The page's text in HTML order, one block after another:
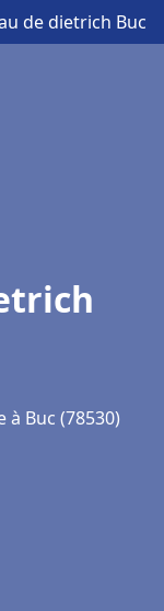
de dietrich Buc
Buc (78530)